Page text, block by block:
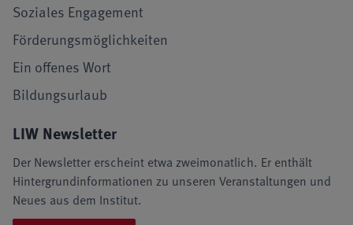
Soziales Engagement
Förderungsmöglichkeiten
Ein offenes Wort
Bildungsurlaub
LIW Newsletter
Der Newsletter erscheint etwa zweimonatlich. Er enthält
Hintergrundinformationen zu unseren Veranstaltungen und
Neues aus dem Institut.